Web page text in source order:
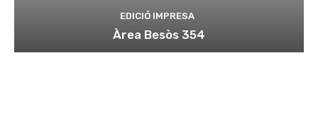
EDICIÓ IMPRESA
Àrea Besòs 354